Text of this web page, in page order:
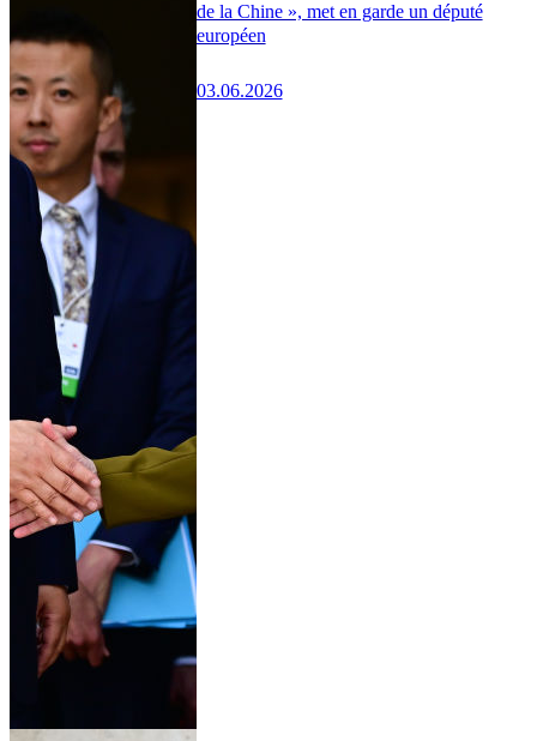
de la Chine », met en garde un député
européen
03.06.2026